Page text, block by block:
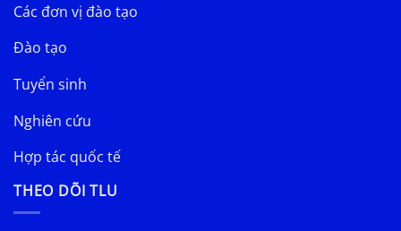
Các đơn vị đào tạo
Đào tạo
Tuyển sinh
Nghiên cứu
Hợp tác quốc tế
THEO DÕI TLU